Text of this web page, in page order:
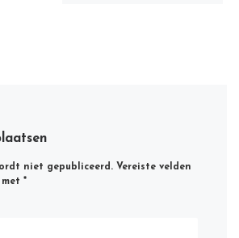
niet gepubliceerd. Vereiste velden
met*